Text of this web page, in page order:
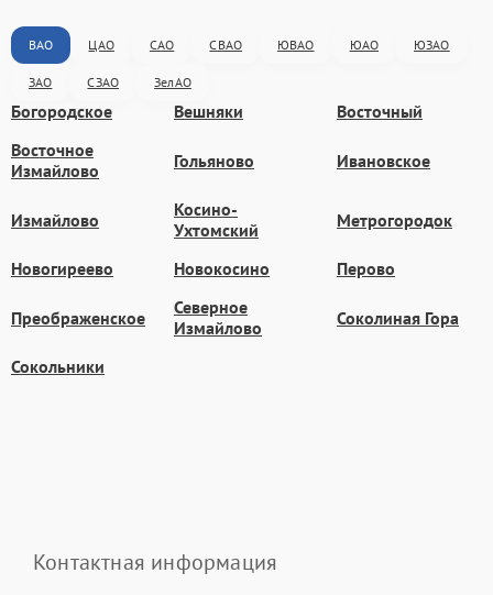
ВАО ЦАО САО СВАО ЮВАО ЮАО ЮЗАО
ЗАО СЗАО ЗелАО
Богородское Вешняки
Восточный
Восточное
Измайлово
Гольяново Ивановское
Измайлово
Косино-
Ухтомский
Метрогородок
Новогиреево Новокосино Перово
Преображенское
Северное
Измайлово
Соколиная Гора
Сокольники
Контактная информация